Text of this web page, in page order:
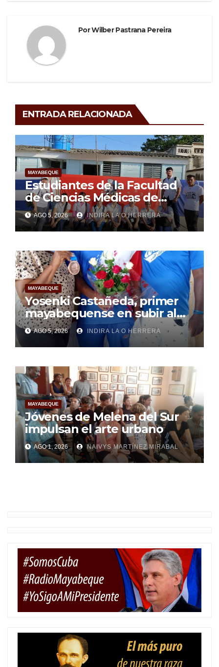
PorWilber Pastrana Pereira
ENTRADA RELACIONADA
MAYABEQUE
Estudiantes de la Facultad
de Ciencias Médicas de
Mayabeque realizan
pesquisa
AGO 5, 2026 INDIRA LA O HERRERA
MAYABEQUE
Yosenki Castañeda, primer
mayabequense en subir al
podio centroamericano
AGO 5, 2026 INDIRA LA O HERRERA
MAYABEQUE
Jóvenes de Melena del Sur
impulsan el arte urbano
AGO 1, 2026 NAIVYS MARTÍNEZ MIRABAL